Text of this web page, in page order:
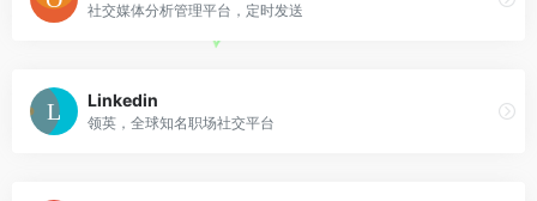
社交媒体分析管理平台，定时发送
Linkedin
领英，全球知名职场社交平台